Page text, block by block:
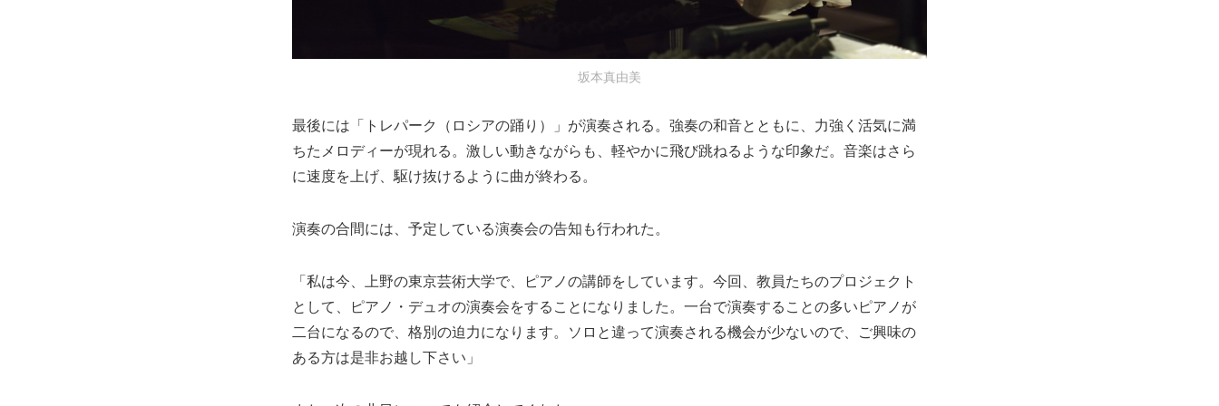
坂本真由美
最後には「トレパーク（ロシアの踊り）」が演奏される。強奏の和音とともに、力強く活気に満
ちたメロディーが現れる。激しい動きながらも、軽やかに飛び跳ねるような印象だ。音楽はさら
に速度を上げ、駆け抜けるように曲が終わる。
演奏の合間には、予定している演奏会の告知も行われた。
「私は今、上野の東京芸術大学で、ピアノの講師をしています。今回、教員たちのプロジェクト
として、ピアノ・デュオの演奏会をすることになりました。一台で演奏することの多いピアノが
二台になるので、格別の迫力になります。ソロと違って演奏される機会が少ないので、ご興味の
ある方は是非お越し下さい」